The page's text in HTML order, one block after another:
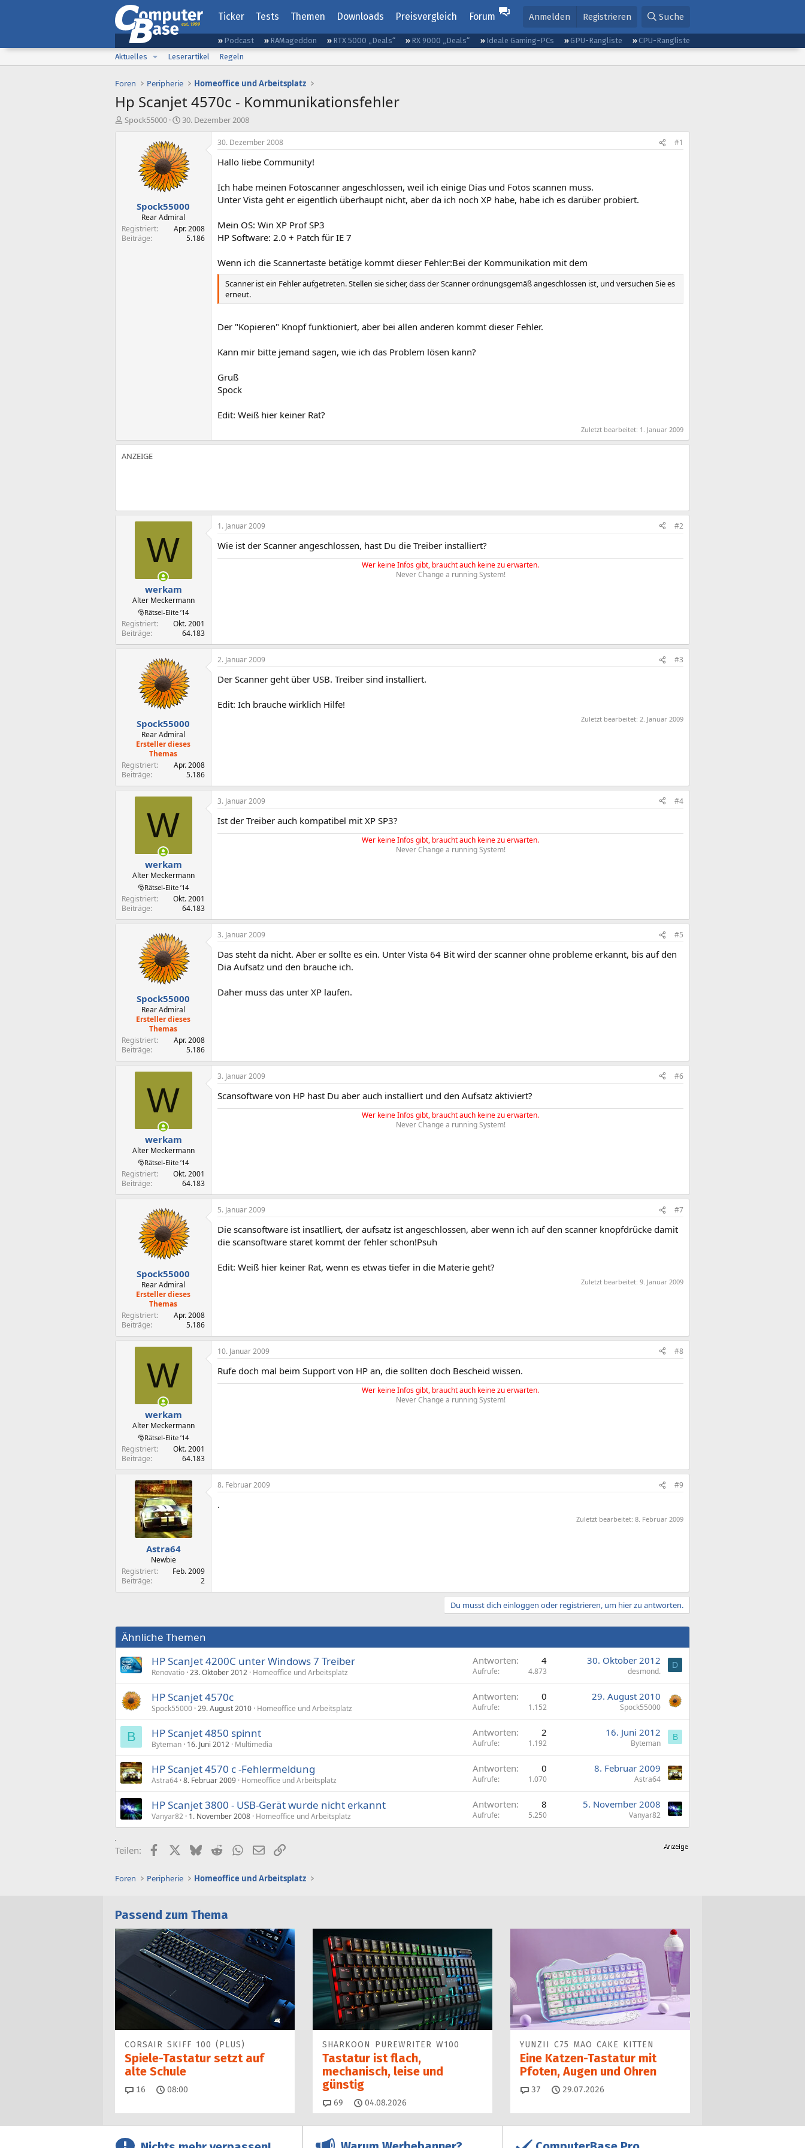
Ticker Tests Themen Downloads Preisvergleich Forum Anmelden Registrieren Suche
Podcast RAMageddon RTX 5000 „Deals“ RX 9000 „Deals“ Ideale Gaming-PCs GPU-Rangliste
CPU-Rangliste
Aktuelles
Leserartikel Regeln
Foren Peripherie Homeoffice und Arbeitsplatz
Hp Scanjet 4570c - Kommunikationsfehler
E
Spock55000
E
t
e
l
l
a
m
30. Dezember 2008
Spock55000
Rear Admiral
Registriert
Apr. 2008
Beiträge
5.186
30. Dezember 2008 #1
Hallo liebe Community!
Ich habe meinen Fotoscanner angeschlossen, weil ich einige Dias und Fotos scannen muss.
Unter Vista geht er eigentlich überhaupt nicht, aber da ich noch XP habe, habe ich es darüber probiert.
Mein OS: Win XP Prof SP3
HP Software: 2.0 + Patch für IE 7
Wenn ich die Scannertaste betätige kommt dieser Fehler:Bei der Kommunikation mit dem
Scanner ist ein Fehler aufgetreten. Stellen sie sicher, dass der Scanner ordnungsgemäß angeschlossen ist, und versuchen Sie es
erneut.
Der "Kopieren" Knopf funktioniert, aber bei allen anderen kommt dieser Fehler.
Kann mir bitte jemand sagen, wie ich das Problem lösen kann?
Gruß
Spock
Edit: Weiß hier keiner Rat?
Zuletzt bearbeitet: 1. Januar 2009
W
werkam
Alter Meckermann
🎅Rätsel-Elite ’14
Registriert
Okt. 2001
Beiträge
64.183
1. Januar 2009 #2
Wie ist der Scanner angeschlossen, hast Du die Treiber installiert?
Wer keine Infos gibt, braucht auch keine zu erwarten.
Never Change a running System!
Spock55000
Rear Admiral
Ersteller dieses
Themas
Registriert
Apr. 2008
Beiträge
5.186
2. Januar 2009 #3
Der Scanner geht über USB. Treiber sind installiert.
Edit: Ich brauche wirklich Hilfe!
Zuletzt bearbeitet: 2. Januar 2009
W
werkam
Alter Meckermann
🎅Rätsel-Elite ’14
Registriert
Okt. 2001
Beiträge
64.183
3. Januar 2009 #4
Ist der Treiber auch kompatibel mit XP SP3?
Wer keine Infos gibt, braucht auch keine zu erwarten.
Never Change a running System!
Spock55000
Rear Admiral
Ersteller dieses
Themas
Registriert
Apr. 2008
Beiträge
5.186
3. Januar 2009 #5
Das steht da nicht. Aber er sollte es ein. Unter Vista 64 Bit wird der scanner ohne probleme erkannt, bis auf den
Dia Aufsatz und den brauche ich.
Daher muss das unter XP laufen.
W
werkam
Alter Meckermann
🎅Rätsel-Elite ’14
Registriert
Okt. 2001
Beiträge
64.183
3. Januar 2009 #6
Scansoftware von HP hast Du aber auch installiert und den Aufsatz aktiviert?
Wer keine Infos gibt, braucht auch keine zu erwarten.
Never Change a running System!
Spock55000
Rear Admiral
Ersteller dieses
Themas
Registriert
Apr. 2008
Beiträge
5.186
5. Januar 2009 #7
Die scansoftware ist insatlliert, der aufsatz ist angeschlossen, aber wenn ich auf den scanner knopfdrücke damit
die scansoftware staret kommt der fehler schon!Psuh
Edit: Weiß hier keiner Rat, wenn es etwas tiefer in die Materie geht?
Zuletzt bearbeitet: 9. Januar 2009
W
werkam
Alter Meckermann
🎅Rätsel-Elite ’14
Registriert
Okt. 2001
Beiträge
64.183
10. Januar 2009 #8
Rufe doch mal beim Support von HP an, die sollten doch Bescheid wissen.
Wer keine Infos gibt, braucht auch keine zu erwarten.
Never Change a running System!
Astra64
Newbie
Registriert
Feb. 2009
Beiträge
2
8. Februar 2009 #9
.
Zuletzt bearbeitet: 8. Februar 2009
Du musst dich einloggen oder registrieren, um hier zu antworten.
Ähnliche Themen
HP ScanJet 4200C unter Windows 7 Treiber
Renovatio 23. Oktober 2012 Homeoffice und Arbeitsplatz
Antworten 4
Aufrufe 4.873
30. Oktober 2012
desmond.
D
HP Scanjet 4570c
Spock55000 29. August 2010 Homeoffice und Arbeitsplatz
Antworten 0
Aufrufe 1.152
29. August 2010
Spock55000
B HP Scanjet 4850 spinnt
Byteman 16. Juni 2012 Multimedia
Antworten 2
Aufrufe 1.192
16. Juni 2012
Byteman
B
HP Scanjet 4570 c -Fehlermeldung
Astra64 8. Februar 2009 Homeoffice und Arbeitsplatz
Antworten 0
Aufrufe 1.070
8. Februar 2009
Astra64
HP Scanjet 3800 - USB-Gerät wurde nicht erkannt
Vanyar82 1. November 2008 Homeoffice und Arbeitsplatz
Antworten 8
Aufrufe 5.250
5. November 2008
Vanyar82
Teilen: FacebookX (Twitter)
BlueskyRedditWhatsApp
E-MailLink
Foren Peripherie Homeoffice und Arbeitsplatz
Passend zum Thema
CORSAIR SKIFF 100 (PLUS)
Spiele-Tastatur setzt auf
alte Schule
16 Kommentare
08:00
SHARKOON PUREWRITER W100
Tastatur ist flach,
mechanisch, leise und
günstig
69 Kommentare
04.08.2026
YUNZII C75 MAO CAKE KITTEN
Eine Katzen-Tastatur mit
Pfoten, Augen und Ohren
37 Kommentare
29.07.2026